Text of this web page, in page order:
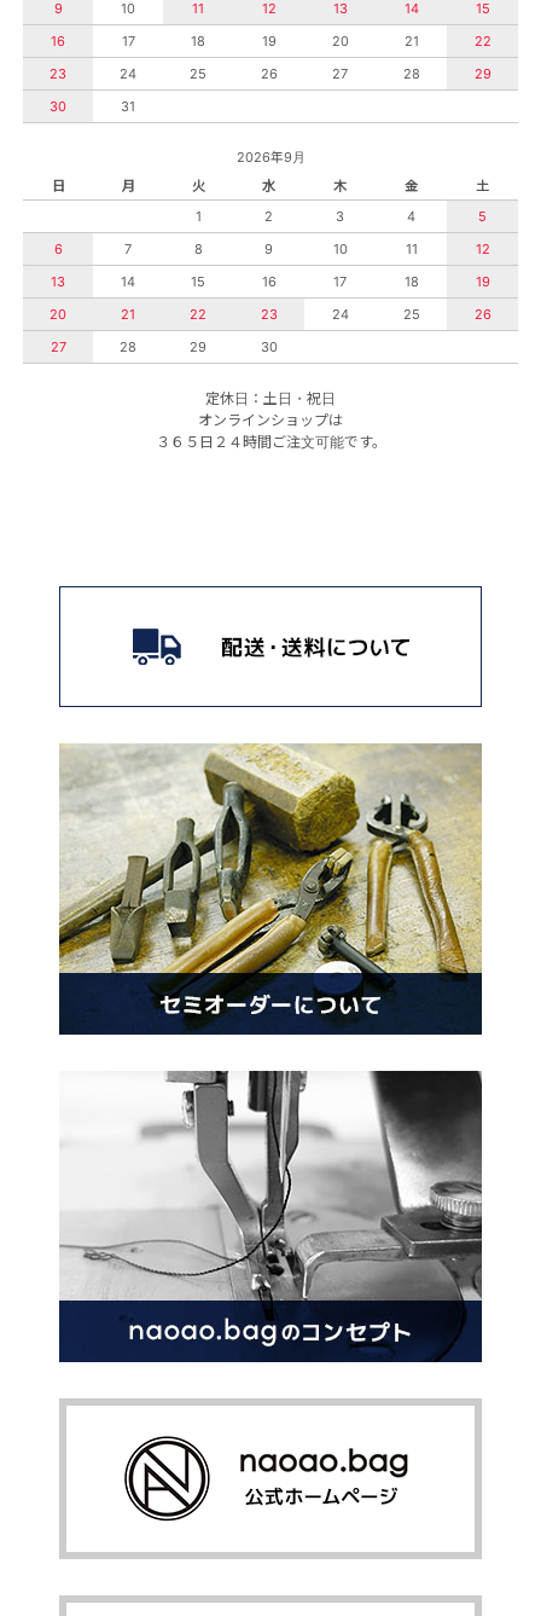
9 10 11 12 13 14
15
16
17 18 19 20 21
22
23
24 25 26 27 28
29
30
31
2026年9月
日
月 火 水 木 金
土
1
2 3 4
5
6
7 8 9 10 11
12
13
14 15 16 17 18
19
20
21 22 23 24 25
26
27
28 29 30
定休日：土日・祝日
オンラインショップは
３６５日２４時間ご注文可能です。